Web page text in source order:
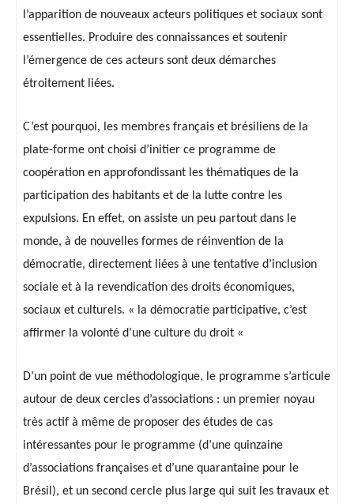
l’apparition de nouveaux acteurs politiques et sociaux sont
essentielles. Produire des connaissances et soutenir
l’émergence de ces acteurs sont deux démarches
étroitement liées.
C’est pourquoi, les membres français et brésiliens de la
plate-forme ont choisi d’initier ce programme de
coopération en approfondissant les thématiques de la
participation des habitants et de la lutte contre les
expulsions. En effet, on assiste un peu partout dans le
monde, à de nouvelles formes de réinvention de la
démocratie, directement liées à une tentative d’inclusion
sociale et à la revendication des droits économiques,
sociaux et culturels. « la démocratie participative, c’est
affirmer la volonté d’une culture du droit «
D’un point de vue méthodologique, le programme s’articule
autour de deux cercles d’associations : un premier noyau
très actif à même de proposer des études de cas
intéressantes pour le programme (d’une quinzaine
d’associations françaises et d’une quarantaine pour le
Brésil), et un second cercle plus large qui suit les travaux et